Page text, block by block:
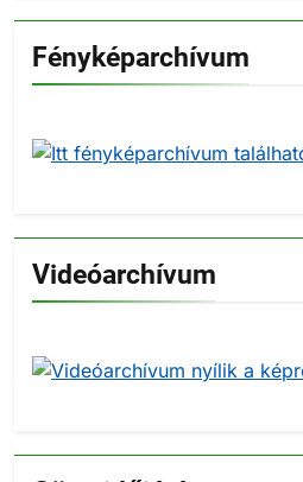
Fényképarchívum
Videóarchívum